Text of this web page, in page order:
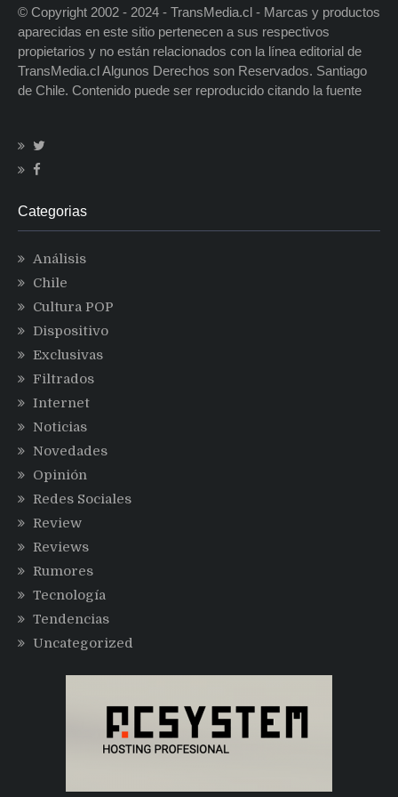
© Copyright 2002 - 2024 - TransMedia.cl - Marcas y productos
aparecidas en este sitio pertenecen a sus respectivos
propietarios y no están relacionados con la línea editorial de
TransMedia.cl Algunos Derechos son Reservados. Santiago
de Chile. Contenido puede ser reproducido citando la fuente
Categorias
Análisis
Chile
Cultura POP
Dispositivo
Exclusivas
Filtrados
Internet
Noticias
Novedades
Opinión
Redes Sociales
Review
Reviews
Rumores
Tecnología
Tendencias
Uncategorized